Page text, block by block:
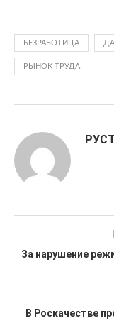
БЕЗРАБОТИЦА
РЫНОК ТРУДА
За нарушение
В Роскачестве